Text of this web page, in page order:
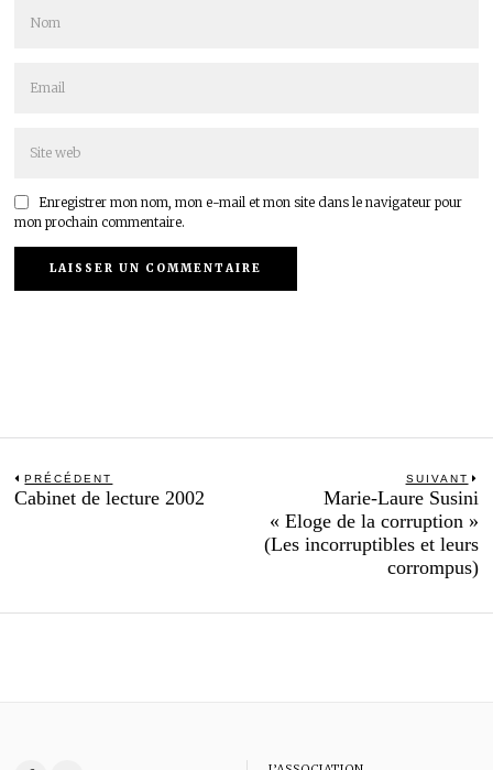
Enregistrer mon nom, mon e-mail et mon site dans le navigateur pour
mon prochain commentaire.
Navigation
de
PRÉCÉDENT
Previous
Cabinet de lecture 2002
SUIVANT
Marie-Laure Susini
« Eloge de la corruption »
(Les incorruptibles et leurs
corrompus)